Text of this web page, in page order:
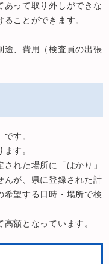
あって取り外しができな
ことができます。
途、費用（検査員の出張
す。
す。
れた場所に「はかり」
んが、県に登録された計
希望する日時・場所で検
額となっています。